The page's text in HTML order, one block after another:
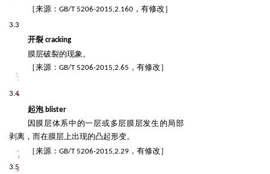
来源：GB/T 5206-2015,2.160， 有修改
3.3
开裂cracking
膜层破裂的现象。
来源：GB/T 5206-2015,2.65， 有修改
3.4
起泡blister
因膜层体系中的一层或多层膜层发生的局部
剥离，而在膜层上出现的凸起形变。
来源：GB/T 5206-2015,2.29， 有修改
3.5